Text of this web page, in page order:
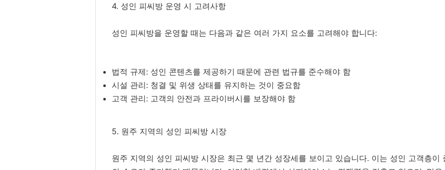
4. 성인 피씨방 운영 시 고려사항
성인 피씨방을 운영할 때는 다음과 같은 여러 가지 요소를 고려해야 합니다:
법적 규제: 성인 콘텐츠를 제공하기 때문에 관련 법규를 준수해야 함
시설 관리: 청결 및 위생 상태를 유지하는 것이 중요함
고객 관리: 고객의 안전과 프라이버시를 보장해야 함
5. 원주 지역의 성인 피씨방 시장
원주 지역의 성인 피씨방 시장은 최근 몇 년간 성장세를 보이고 있습니다. 이는 성인 고객층이